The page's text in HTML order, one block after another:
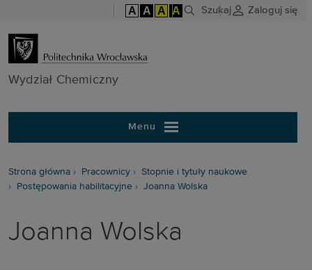
A A A A Szukaj Zaloguj się
Wydział
Wydział Chemiczny
Menu
Strona główna Pracownicy
Stopnie i tytuły naukowe
Postępowania habilitacyjne
Joanna Wolska
Joanna Wolska